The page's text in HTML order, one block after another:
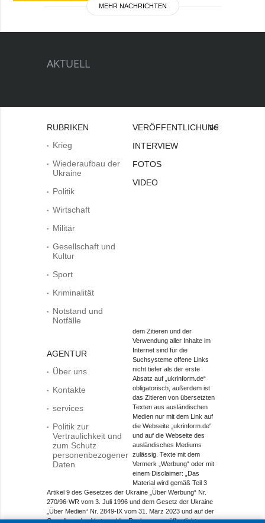
MEHR NACHRICHTEN
AKTUELL
RUBRIKEN
Krieg
Wiederaufbau der
Ukraine
Politik
Wirtschaft
Militär
Gesellschaft und
Kultur
Sport
Kriminalität
Notstand und
Notfälle
AGENTUR
Über uns
Kontakte
services
Politik zur
Vertraulichkeit und
zum Schutz
personenbezogener
Daten
VERÖFFENTLICHUNGEN
INTERVIEW
FOTOS
VIDEO
Bei
dem Zitieren und der
Verwendung aller Inhalte im
Internet sind für die
Suchsysteme offene Links
nicht tiefer als der erste
Absatz auf „ukrinform.de“
obligatorisch, außerdem ist
das Zitieren von übersetzten
Texten aus ausländischen
Medien nur mit dem Link auf
die Webseite „ukrinform.de“
und auf die Webseite des
ausländisches Mediums
zulässig. Texte mit dem
Vermerk „Werbung“ oder mit
einem Disclaimer: „Das
Material wird gemäß Teil 3
Artikel 9 des Gesetzes der Ukraine „Über Werbung“ Nr.
270/96-WR vom 3. Juli 1996 und dem Gesetz der Ukraine
„Über Medien“ Nr. 2849-IX vom 31. März 2023 und auf der
Grundlage des Vertrags/der Rechnung veröffentlicht.